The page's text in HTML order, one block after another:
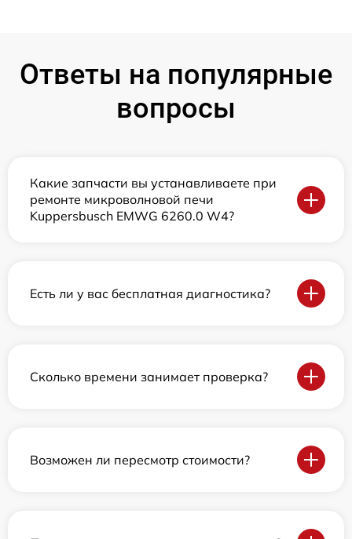
Ответы на популярные
вопросы
Какие запчасти вы устанавливаете при
ремонте микроволновой печи
Kuppersbusch EMWG 6260.0 W4?
Есть ли у вас бесплатная диагностика?
Сколько времени занимает проверка?
Возможен ли пересмотр стоимости?